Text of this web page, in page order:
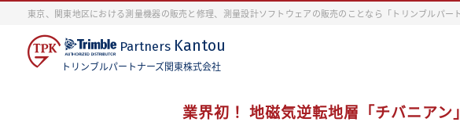
東京、関東地区における測量機器の販売と修理、測量設計ソフトウェアの販売のことなら「トリンブルパー
Partners Kantou
トリンブルパートナーズ関東株式会社
業界初！ 地磁気逆転地層「チバニア